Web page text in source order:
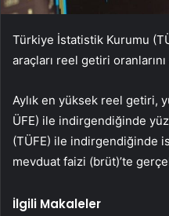
Türkiye İstatistik Kurumu
araçları reel getiri oranlarını
Aylık en yüksek reel getiri,
ÜFE) ile indirgendiğinde
(TÜFE) ile indirgendiğinde
mevduat faizi (brüt)’te
İlgili Makaleler